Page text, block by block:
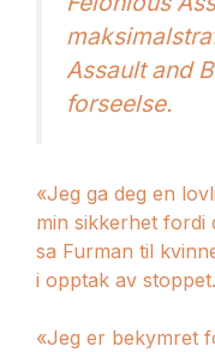
Assault and
forseelse.
«Jeg ga deg en
min sikkerhet fordi
sa Furman til
i opptak av stoppet.
«Jeg er bekymret